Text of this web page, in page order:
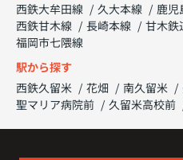
西鉄大牟田線
久大本線 鹿児
西鉄甘木線
長崎本線 甘木鉄
福岡市七隈線
駅から探す
西鉄久留米
花畑 南久留米
聖マリア病院前
久留米高校前